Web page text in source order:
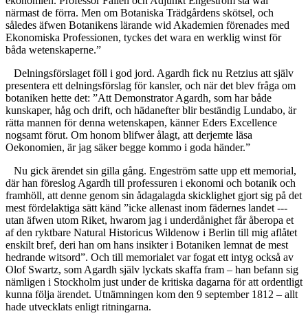
närmast de förra. Men om Botaniska Trädgårdens skötsel, och
således äfwen Botanikens lärande wid Akademien förenades med
Ekonomiska Professionen, tyckes det wara en werklig winst för
båda wetenskaperne.”
Delningsförslaget föll i god jord. Agardh fick nu Retzius att själv
presentera ett delningsförslag för kansler, och när det blev fråga om
botaniken hette det: ”Att Demonstrator Agardh, som har både
kunskaper, håg och drift, och hädanefter blir beständig Lundabo, är
rätta mannen för denna wetenskapen, känner Eders Excellence
nogsamt förut. Om honom blifwer ålagt, att derjemte läsa
Oekonomien, är jag säker begge kommo i goda händer.”
Nu gick ärendet sin gilla gång. Engeström satte upp ett memorial,
där han föreslog Agardh till professuren i ekonomi och botanik och
framhöll, att denne genom sin ådagalagda skicklighet gjort sig på det
mest fördelaktiga sätt känd ”icke allenast inom fädernes landet ---
utan äfwen utom Riket, hwarom jag i underdånighet får åberopa et
af den ryktbare Natural Historicus Wildenow i Berlin till mig aflåtet
enskilt bref, deri han om hans insikter i Botaniken lemnat de mest
hedrande witsord”. Och till memorialet var fogat ett intyg också av
Olof Swartz, som Agardh själv lyckats skaffa fram – han befann sig
nämligen i Stockholm just under de kritiska dagarna för att ordentligt
kunna följa ärendet. Utnämningen kom den 9 september 1812 – allt
hade utvecklats enligt ritningarna.